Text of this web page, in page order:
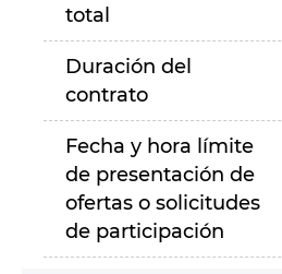
total
Duración del
contrato
Fecha y hora límite
de presentación de
ofertas o solicitudes
de participación